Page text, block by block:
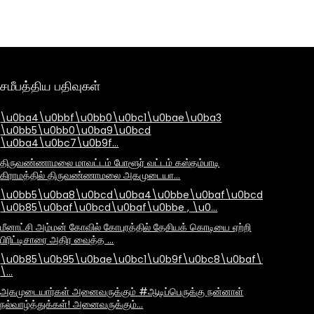
சமீபத்திய பதிவுகள்
\u0ba4\u0bbf\u0bb0\u0bc1\u0bae\u0ba3
\u0bb5\u0bb0\u0ba9\u0bcd
\u0ba4\u0bc7\u0b9f…
திருவண்ணாமலை மாவட்டம் போளூர் வட்டம் கஸ்தம்பாடி
கிராமத்தில் திருவண்ணாமலை அகமுடையா…
\u0bb5\u0ba8\u0bcd\u0ba4\u0bbe\u0baf\u0bcd
\u0b85\u0baf\u0bcd\u0baf\u0bbe , \u0…
மீனாட்சி அம்மன் கோவில் கோபுரத்தில் தேசியக் கொடியை ஏற்றி
பிரிட்டிசாரை அதிர வைத்த …
\…
அகமுடையார்கள் அனைவருக்கும் #ஆடிப்பெருக்கு நன்னாள்
நல்வாழ்த்துக்கள்! அனைவருக்கும்…